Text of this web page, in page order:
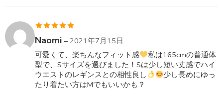
5段階中
の
評価
Naomi – 2021年7月15日
可愛くて、楽ちんなフィット感
私は165cmの普通体
型で、Sサイズを選びました！Sは少し短い丈感でハイ
ウエストのレギンスとの相性良し
少し長めにゆっ
たり着たい方はMでもいいかも？